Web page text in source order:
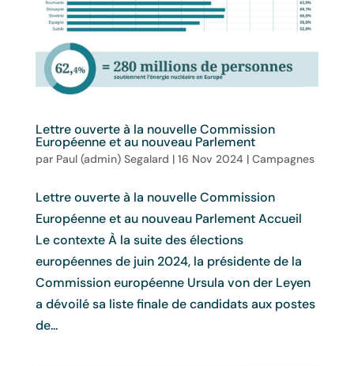
Lettre ouverte à la nouvelle Commission
Européenne et au nouveau Parlement
par Paul (admin) Segalard | 16 Nov 2024| Campagnes
Lettre ouverte à la nouvelle Commission
Européenne et au nouveau Parlement Accueil
Le contexte À la suite des élections
européennes de juin 2024, la présidente de la
Commission européenne Ursula von der Leyen
a dévoilé sa liste finale de candidats aux postes
de...